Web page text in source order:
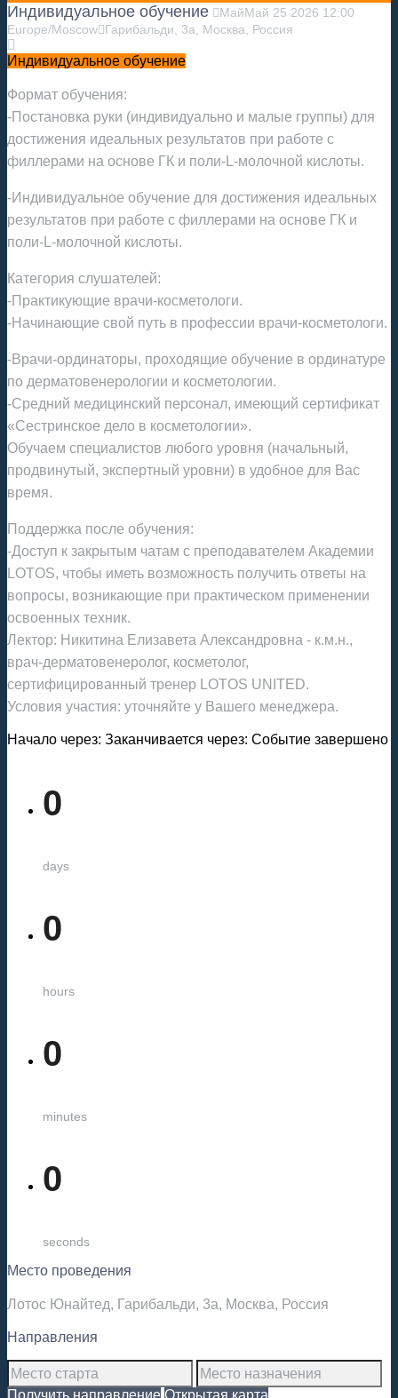
Индивидуальное обучение МайМай 25 2026 12:00
Europe/Moscow Гарибальди, 3а, Москва, Россия
Индивидуальное обучение
Формат обучения:
-Постановка руки (индивидуально и малые группы) для
достижения идеальных результатов при работе с
филлерами на основе ГК и поли-L-молочной кислоты.
-Индивидуальное обучение для достижения идеальных
результатов при работе с филлерами на основе ГК и
поли-L-молочной кислоты.
Категория слушателей:
-Практикующие врачи-косметологи.
-Начинающие свой путь в профессии врачи-косметологи.
-Врачи-ординаторы, проходящие обучение в ординатуре
по дерматовенерологии и косметологии.
-Средний медицинский персонал, имеющий сертификат
«Сестринское дело в косметологии».
Обучаем специалистов любого уровня (начальный,
продвинутый, экспертный уровни) в удобное для Вас
время.
Поддержка после обучения:
-Доступ к закрытым чатам с преподавателем Академии
LOTOS, чтобы иметь возможность получить ответы на
вопросы, возникающие при практическом применении
освоенных техник.
Лектор: Никитина Елизавета Александровна - к.м.н.,
врач-дерматовенеролог, косметолог,
сертифицированный тренер LOTOS UNITED.
Условия участия: уточняйте у Вашего менеджера.
Начало через: Заканчивается через: Событие завершено
0
days
0
hours
0
minutes
0
seconds
Место проведения
Лотос Юнайтед, Гарибальди, 3а, Москва, Россия
Направления
Получить направление Открытая карта